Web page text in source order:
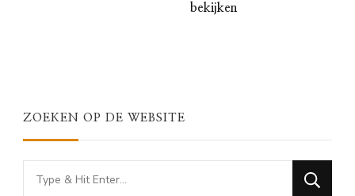
bekijken
ZOEKEN OP DE WEBSITE
Looking